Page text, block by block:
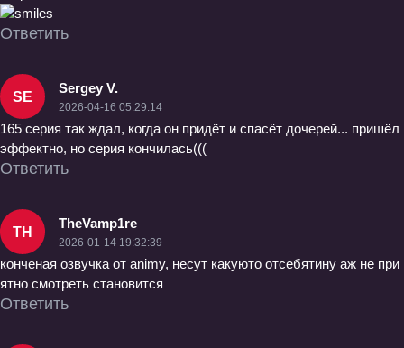
Ответить
SE
Sergey V.
2026-04-16 05:29:14
165 серия так ждал, когда он придёт и спасёт дочерей... пришёл
эффектно, но серия кончилась(((
Ответить
TH
TheVamp1re
2026-01-14 19:32:39
конченая озвучка от animy, несут какуюто отсебятину аж не при
ятно смотреть становится
Ответить